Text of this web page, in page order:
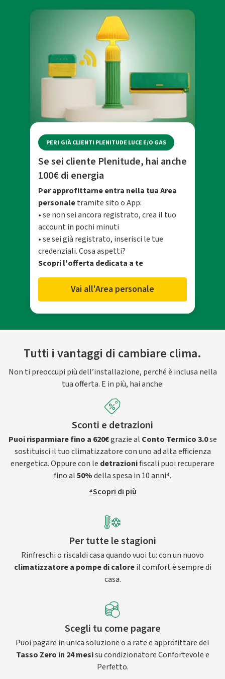
PER I GIÀ CLIENTI PLENITUDE LUCE E/O GAS
Se sei cliente Plenitude, hai anche
100€ di energia
Per approfittarne entra nella tua Area
personaletramite sito o App:
• se non sei ancora registrato, crea il tuo
account in pochi minuti
• se sei già registrato, inserisci le tue
credenziali. Cosa aspetti?
Scopri l'offerta dedicata a te
Vai all'Area personale
Tutti i vantaggi di cambiare clima.
Non ti preoccupi più dell’installazione, perché è inclusa nella
tua offerta. E in più, hai anche:
Sconti e detrazioni
Puoi risparmiare fino a 620€grazie al Conto Termico 3.0se
sostituisci il tuo climatizzatore con uno ad alta efficienza
energetica. Oppure con le detrazionifiscali puoi recuperare
fino al50%della spesa in 10 anni⁴.
⁴Scopri di più
Per tutte le stagioni
Rinfreschi o riscaldi casa quando vuoi tu: con un nuovo
climatizzatore a pompe di caloreil comfort è sempre di
casa.
Scegli tu come pagare
Puoi pagare in unica soluzione o a rate e approfittare del
Tasso Zero in 24 mesisu condizionatore Confortevole e
Perfetto.